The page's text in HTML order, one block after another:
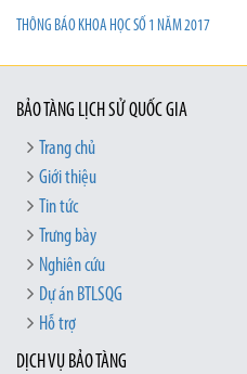
THÔNG BÁO KHOA HỌC SỐ 1 NĂM 2017
BẢO TÀNG LỊCH SỬ QUỐC GIA
Trang chủ
Giới thiệu
Tin tức
Trưng bày
Nghiên cứu
Dự án BTLSQG
Hỗ trợ
DỊCH VỤ BẢO TÀNG